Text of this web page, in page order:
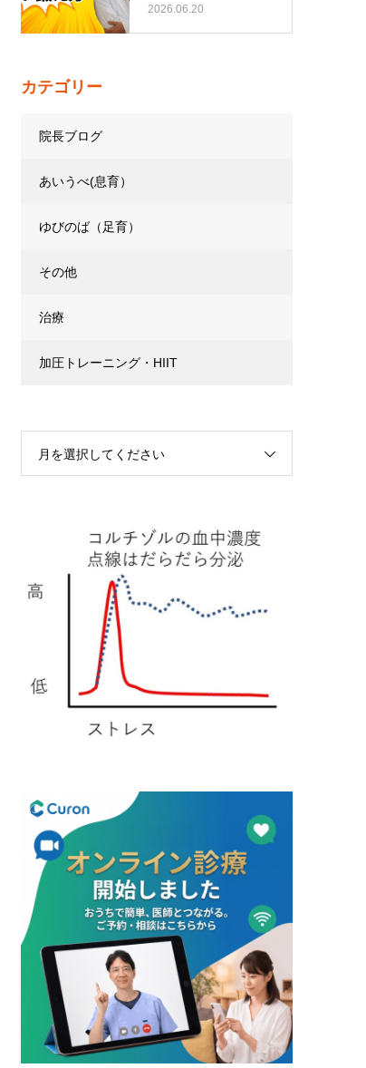
トレーニング…
2026.06.20
カテゴリー
院長ブログ
あいうべ(息育）
ゆびのば（足育）
その他
治療
加圧トレーニング・HIIT
月を選択してください